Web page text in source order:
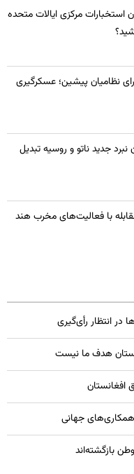
استخبارات مرکزی ایالات متحده
نظامیان پیشین؛ عسکرگیری
جدید ناتو و روسیه تبدیل
با فعالیت‌های مخرب هند
انتظار رأی‌گیری
هدف ما نیست
افغانستان
جهانی